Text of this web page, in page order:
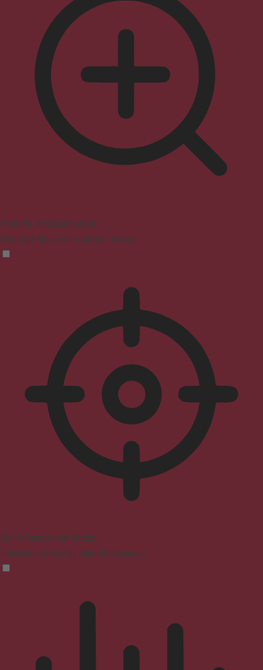
Profil für Anfallssicherheit
Beseitigt Blitze und reduziert Farben
ADHD-freundlicher Modus
Fokussiertes Surfen, ohne Ablenkungen